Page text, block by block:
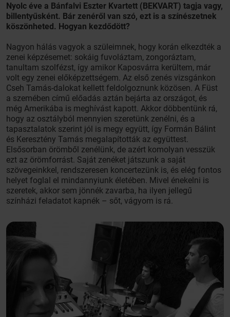
Nyolc éve a Bánfalvi Eszter Kvartett (BEKVART) tagja vagy,
billentyűsként. Bár zenéről van szó, ezt is a színészetnek
köszönheted. Hogyan kezdődött?
Nagyon hálás vagyok a szüleimnek, hogy korán elkezdték a
zenei képzésemet: sokáig fuvoláztam, zongoráztam,
tanultam szolfézst, így amikor Kaposvárra kerültem, már
volt egy zenei előképzettségem. Az első zenés vizsgánkon
Cseh Tamás-dalokat kellett feldolgoznunk közösen. A Füst
a szemében című előadás aztán bejárta az országot, és
még Amerikába is meghívást kapott. Akkor döbbentünk rá,
hogy az osztályból mennyien szeretünk zenélni, és a
tapasztalatok szerint jól is megy együtt, így Formán Bálint
és Keresztény Tamás megalapították az együttest.
Elsősorban örömből zenélünk, de azért komolyan vesszük
ezt az örömforrást. Saját zenéket játszunk a saját
szövegeinkkel, rendszeresen koncertezünk is, és elég fontos
helyet foglal el mindannyiunk életében. Mivel énekelni is
szeretek, akkor sem jönnék zavarba, ha ilyen jellegű
színházi feladatot kapnék – sőt, vágyom is rá.